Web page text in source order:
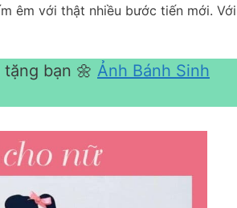
êm với thật nhiều bước tiến mới. Với
bạn 🌼 Ảnh Bánh Sinh